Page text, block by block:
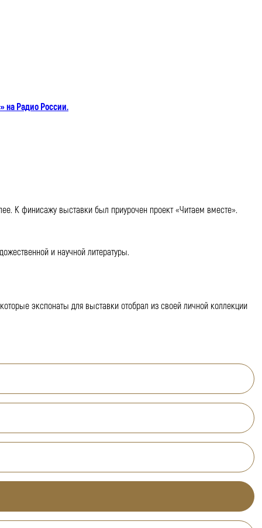
на Радио России.
К финисажу выставки был приурочен проект «Читаем вместе».
и научной литературы.
экспонаты для выставки отобрал из своей личной коллекции